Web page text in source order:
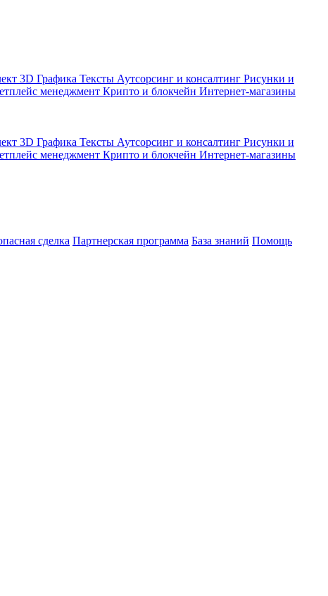
3D Графика Тексты Аутсорсинг и консалтинг Рисунки и
менеджмент Крипто и блокчейн Интернет-магазины
3D Графика Тексты Аутсорсинг и консалтинг Рисунки и
менеджмент Крипто и блокчейн Интернет-магазины
сделка Партнерская программа База знаний Помощь